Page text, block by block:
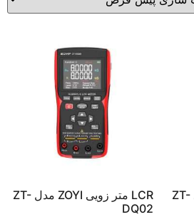
LCR متر زویی ZOYI مدل ZT-
LCR متر زویی ZOYI مدل ZT-
DQ02